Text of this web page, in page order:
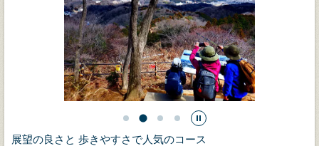
展望の良さと 歩きやすさで人気のコース